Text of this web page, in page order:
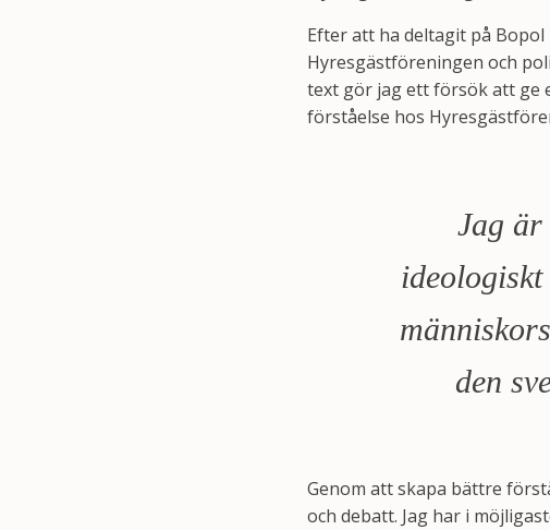
Efter att ha deltagit på
Hyresgästföreningen och
text gör jag ett försök att ge
förståelse hos
Jag är
den
Genom att skapa bättre
och debatt. Jag har i